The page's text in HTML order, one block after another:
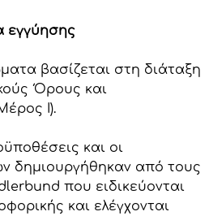
εγγύησης
βασίζεται στη διάταξη
Όρους και
Ι).
και οι
δημιουργήθηκαν από τους
που ειδικεύονται
και ελέγχονται